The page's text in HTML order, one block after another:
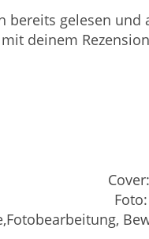
bereits gelesen
deinem